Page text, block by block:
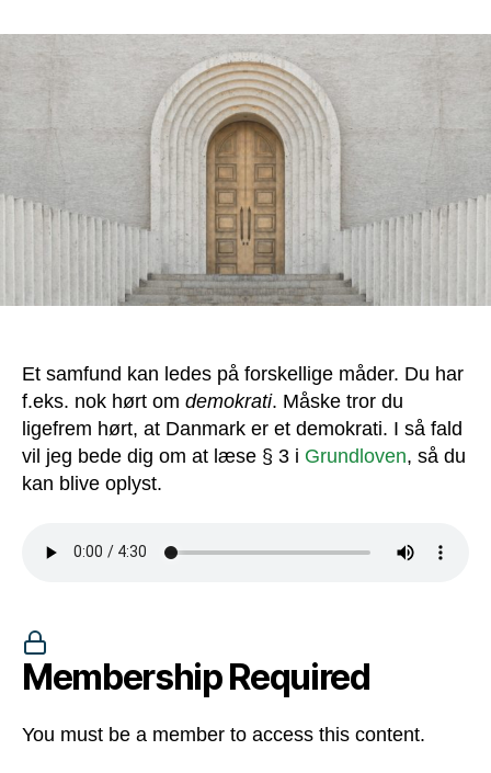
Et samfund kan ledes på forskellige måder. Du har
f.eks. nok hørt om demokrati. Måske tror du
ligefrem hørt, at Danmark er et demokrati. I så fald
vil jeg bede dig om at læse § 3 i Grundloven, så du
kan blive oplyst.
Membership Required
You must be a member to access this content.